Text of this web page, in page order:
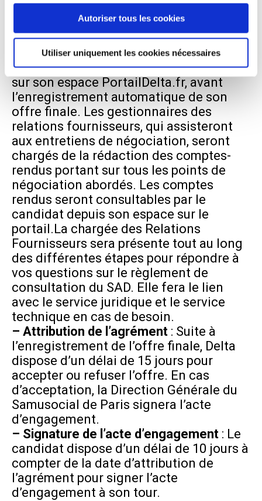
continuez à utiliser notre site Web.
Autoriser tous les cookies
Utiliser uniquement les cookies nécessaires
les tarifs.
– Enregistrement de l’offre finale
candidat dispose d’un délai de 15 jours
suite à l’entretien de négociation afin de
modifier les éléments de son offre finale
sur son espace PortailDelta.fr, avant
l’enregistrement automatique de son
offre finale. Les gestionnaires des
relations fournisseurs, qui assisteront
aux entretiens de négociation, seront
chargés de la rédaction des comptes-
rendus portant sur tous les points de
négociation abordés. Les comptes
rendus seront consultables par le
candidat depuis son espace sur le
portail.La chargée des Relations
Fournisseurs sera présente tout au long
des différentes étapes pour répondre à
vos questions sur le règlement de
consultation du SAD. Elle fera le lien
avec le service juridique et le service
technique en cas de besoin.
– Attribution de l’agrément : Suite à
l’enregistrement de l’offre finale, Delta
dispose d’un délai de 15 jours pour
accepter ou refuser l’offre. En cas
d’acceptation, la Direction Générale du
Samusocial de Paris signera l’acte
d’engagement.
– Signature de l’acte d’engagement : Le
candidat dispose d’un délai de 10 jours à
compter de la date d’attribution de
l’agrément pour signer l’acte
d’engagement à son tour.